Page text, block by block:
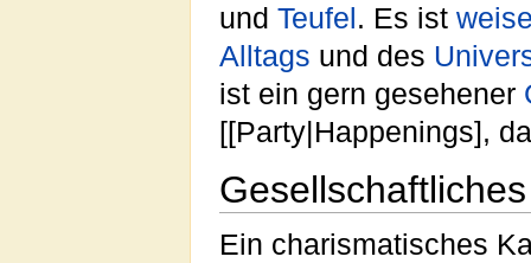
und Teufel. Es ist
Alltags und des
ist ein gern gesehener
[[Party|Happenings],
Ein charismatisches